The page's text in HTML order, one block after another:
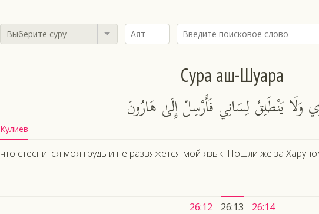
Выберите суру
Сура аш-Шуара
يَنْطَلِقُ لِسَانِي فَأَرْسِلْ إِلَىٰ هَارُونَ
Кулиев
что стеснится моя грудь и не развяжется мой язык. Пошли же за
26:12 26:13 26:14